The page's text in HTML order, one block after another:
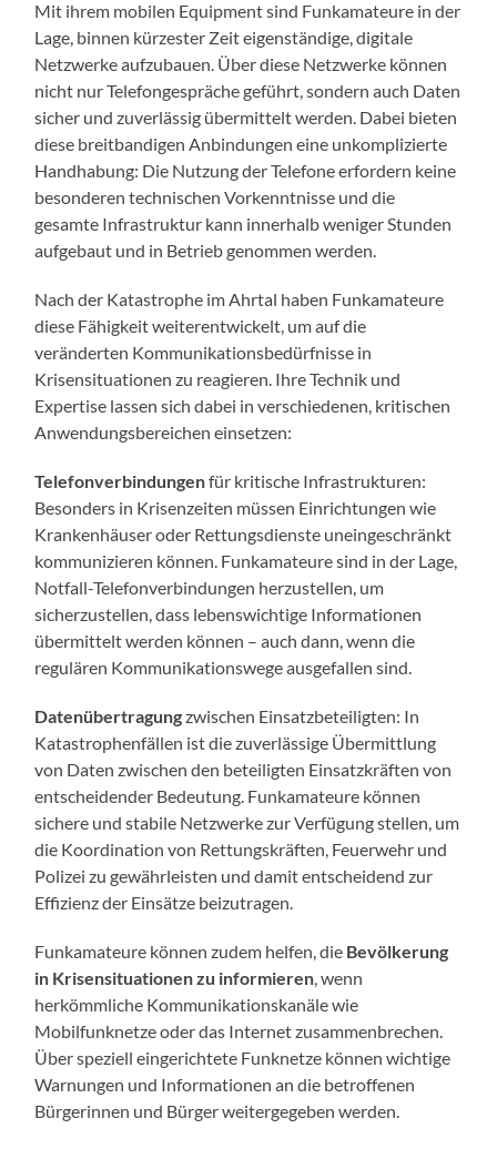
Mit ihrem mobilen Equipment sind Funkamateure in der
Lage, binnen kürzester Zeit eigenständige, digitale
Netzwerke aufzubauen. Über diese Netzwerke können
nicht nur Telefongespräche geführt, sondern auch Daten
sicher und zuverlässig übermittelt werden. Dabei bieten
diese breitbandigen Anbindungen eine unkomplizierte
Handhabung: Die Nutzung der Telefone erfordern keine
besonderen technischen Vorkenntnisse und die
gesamte Infrastruktur kann innerhalb weniger Stunden
aufgebaut und in Betrieb genommen werden.
Nach der Katastrophe im Ahrtal haben Funkamateure
diese Fähigkeit weiterentwickelt, um auf die
veränderten Kommunikationsbedürfnisse in
Krisensituationen zu reagieren. Ihre Technik und
Expertise lassen sich dabei in verschiedenen, kritischen
Anwendungsbereichen einsetzen:
Telefonverbindungenfür kritische Infrastrukturen:
Besonders in Krisenzeiten müssen Einrichtungen wie
Krankenhäuser oder Rettungsdienste uneingeschränkt
kommunizieren können. Funkamateure sind in der Lage,
Notfall-Telefonverbindungen herzustellen, um
sicherzustellen, dass lebenswichtige Informationen
übermittelt werden können – auch dann, wenn die
regulären Kommunikationswege ausgefallen sind.
Datenübertragungzwischen Einsatzbeteiligten: In
Katastrophenfällen ist die zuverlässige Übermittlung
von Daten zwischen den beteiligten Einsatzkräften von
entscheidender Bedeutung. Funkamateure können
sichere und stabile Netzwerke zur Verfügung stellen, um
die Koordination von Rettungskräften, Feuerwehr und
Polizei zu gewährleisten und damit entscheidend zur
Effizienz der Einsätze beizutragen.
Funkamateure können zudem helfen, die Bevölkerung
in Krisensituationen zu informieren, wenn
herkömmliche Kommunikationskanäle wie
Mobilfunknetze oder das Internet zusammenbrechen.
Über speziell eingerichtete Funknetze können wichtige
Warnungen und Informationen an die betroffenen
Bürgerinnen und Bürger weitergegeben werden.